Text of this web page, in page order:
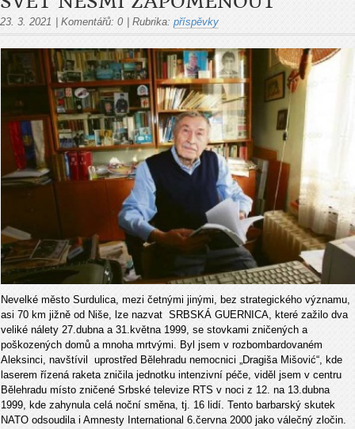
23. 3. 2021 | Komentářů: 0 | Rubrika: příspěvky
Nevelké město Surdulica, mezi četnými jinými, bez strategického významu,
asi 70 km jižně od Niše, lze nazvat SRBSKÁ GUERNICA, které zažilo dva
veliké nálety 27.dubna a 31.května 1999, se stovkami zničených a
poškozených domů a mnoha mrtvými. Byl jsem v rozbombardovaném
Aleksinci, navštívil uprostřed Bělehradu nemocnici „Dragiša Mišović“, kde
laserem řízená raketa zničila jednotku intenzivní péče, viděl jsem v centru
Bělehradu místo zničené Srbské televize RTS v noci z 12. na 13.dubna
1999, kde zahynula celá noční směna, tj. 16 lidí. Tento barbarský skutek
NATO odsoudila i Amnesty International 6.června 2000 jako válečný zločin.